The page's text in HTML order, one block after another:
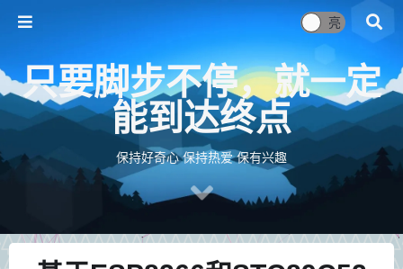
只要脚步不停，就一定
能到达终点
保持好奇心 保持热爱 保有兴趣